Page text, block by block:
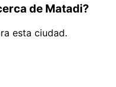
de Matadi?
esta ciudad.